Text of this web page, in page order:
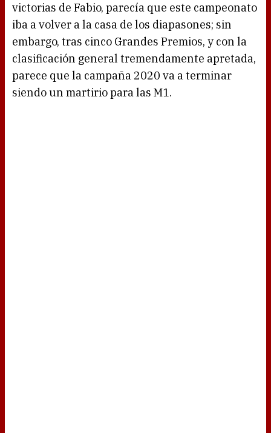
victorias de Fabio, parecía que este campeonato
iba a volver a la casa de los diapasones; sin
embargo, tras cinco Grandes Premios, y con la
clasificación general tremendamente apretada,
parece que la campaña 2020 va a terminar
siendo un martirio para las M1.